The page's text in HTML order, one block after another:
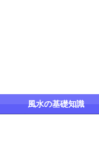
風水の基礎知識